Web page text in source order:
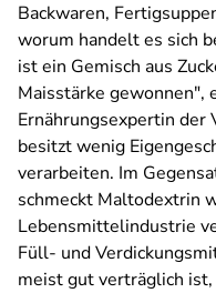
Backwaren,
worum handelt es sich
ist ein Gemisch aus
Maisstärke gewonnen",
Ernährungsexpertin der
besitzt wenig
verarbeiten. Im
schmeckt Maltodextrin
Lebensmittelindustrie
Füll- und
meist gut verträglich